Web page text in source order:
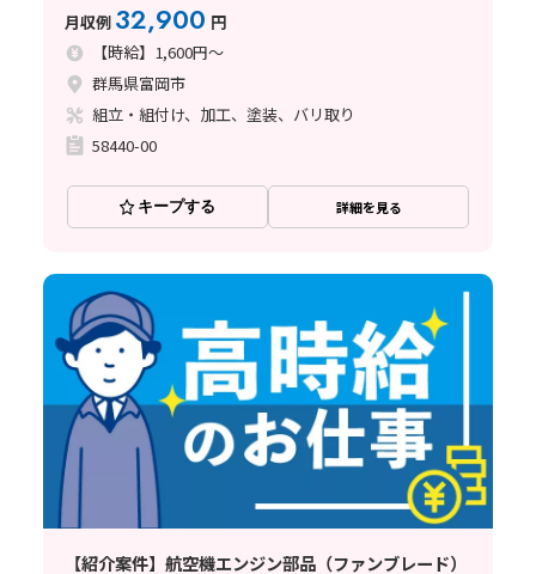
月収例 32,900 円
【時給】1,600円～
群馬県富岡市
組立・組付け、加工、塗装、バリ取り
58440-00
キープする 詳細を見る
【紹介案件】航空機エンジン部品（ファンブレード）